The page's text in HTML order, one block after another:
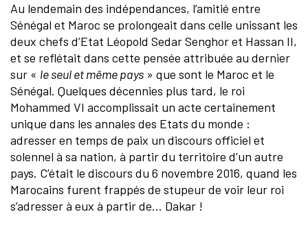
Au lendemain des indépendances, l’amitié entre
Sénégal et Maroc se prolongeait dans celle unissant les
deux chefs d’Etat Léopold Sedar Senghor et Hassan II,
et se reflétait dans cette pensée attribuée au dernier
sur « le seul et même pays » que sont le Maroc et le
Sénégal. Quelques décennies plus tard, le roi
Mohammed VI accomplissait un acte certainement
unique dans les annales des Etats du monde :
adresser en temps de paix un discours officiel et
solennel à sa nation, à partir du territoire d’un autre
pays. C’était le discours du 6 novembre 2016, quand les
Marocains furent frappés de stupeur de voir leur roi
s’adresser à eux à partir de… Dakar !